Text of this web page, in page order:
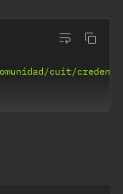
cuit/